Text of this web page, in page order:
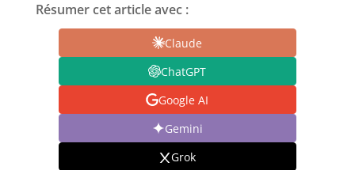
Résumer cet article avec :
Claude
ChatGPT
Google AI
Gemini
Grok